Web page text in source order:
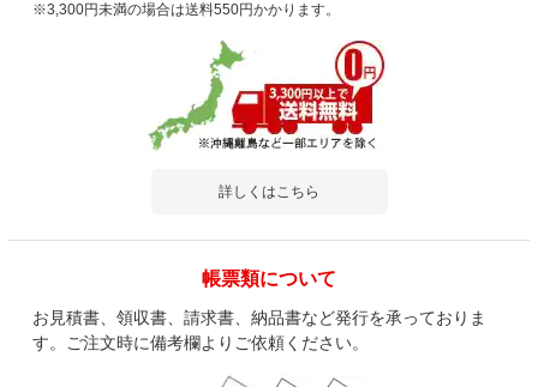
※3,300円未満の場合は送料550円かかります。
詳しくはこちら
帳票類について
お見積書、領収書、請求書、納品書など発行を承っておりま
す。ご注文時に備考欄よりご依頼ください。